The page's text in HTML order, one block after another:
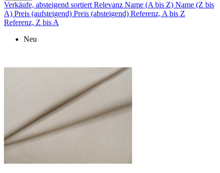
Verkäufe, absteigend sortiert Relevanz Name (A bis Z) Name (Z bis
A) Preis (aufsteigend) Preis (absteigend) Referenz, A bis Z
Referenz, Z bis A
Neu